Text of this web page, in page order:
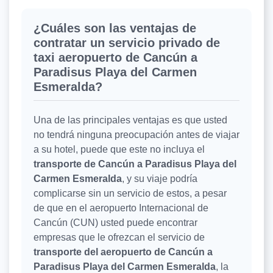
¿Cuáles son las ventajas de
contratar un servicio privado de
taxi aeropuerto de Cancún a
Paradisus Playa del Carmen
Esmeralda?
Una de las principales ventajas es que usted
no tendrá ninguna preocupación antes de viajar
a su hotel, puede que este no incluya el
transporte de Cancún a Paradisus Playa del
Carmen Esmeralda, y su viaje podría
complicarse sin un servicio de estos, a pesar
de que en el aeropuerto Internacional de
Cancún (CUN) usted puede encontrar
empresas que le ofrezcan el servicio de
transporte del aeropuerto de Cancún a
Paradisus Playa del Carmen Esmeralda, la